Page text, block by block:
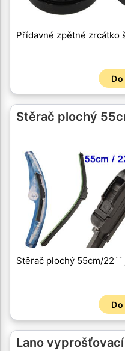
Přídavné zpětné zrcátko
Stěrač plochý
Stěrač plochý 55cm/
Lano